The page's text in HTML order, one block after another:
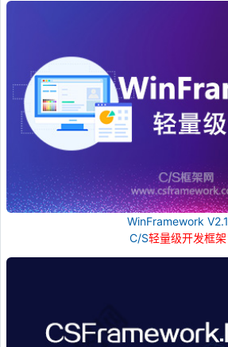
WinFramework V2.1
C/S轻量级开发框架